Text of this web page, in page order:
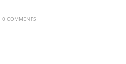
0 COMMENTS